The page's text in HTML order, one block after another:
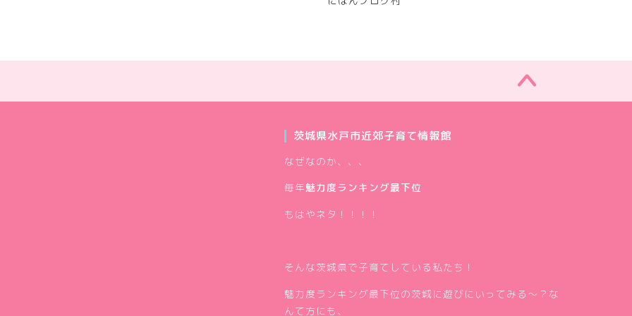
茨城県水戸市近郊子育て情報館
なぜなのか、、、
毎年魅力度ランキング最下位
もはやネタ！！！！
そんな茨城県で子育てしている私たち！
魅力度ランキング最下位の茨城に遊びにいってみる～？な
んて方にも、